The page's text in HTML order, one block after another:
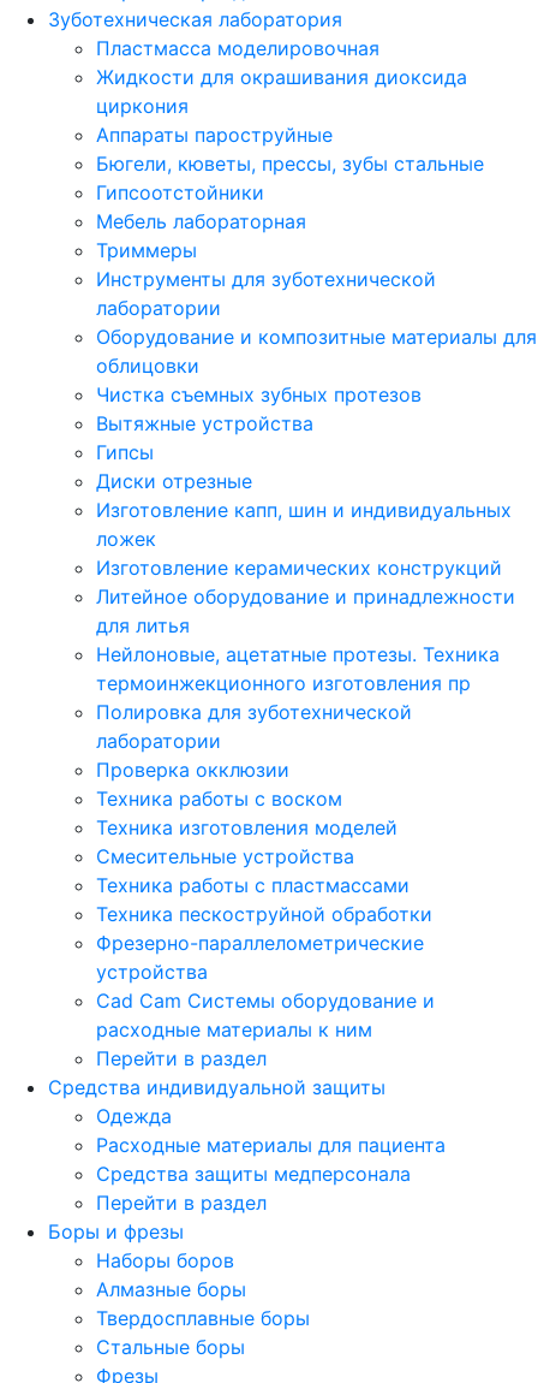
Зуботехническая лаборатория
Пластмасса моделировочная
Жидкости для окрашивания диоксида
циркония
Аппараты пароструйные
Бюгели, кюветы, прессы, зубы стальные
Гипсоотстойники
Мебель лабораторная
Триммеры
Инструменты для зуботехнической
лаборатории
Оборудование и композитные материалы для
облицовки
Чистка съемных зубных протезов
Вытяжные устройства
Гипсы
Диски отрезные
Изготовление капп, шин и индивидуальных
ложек
Изготовление керамических конструкций
Литейное оборудование и принадлежности
для литья
Нейлоновые, ацетатные протезы. Техника
термоинжекционного изготовления пр
Полировка для зуботехнической
лаборатории
Проверка окклюзии
Техника работы с воском
Техника изготовления моделей
Смесительные устройства
Техника работы с пластмассами
Техника пескоструйной обработки
Фрезерно-параллелометрические
устройства
Cad Cam Системы оборудование и
расходные материалы к ним
Перейти в раздел
Средства индивидуальной защиты
Одежда
Расходные материалы для пациента
Средства защиты медперсонала
Перейти в раздел
Боры и фрезы
Наборы боров
Алмазные боры
Твердосплавные боры
Стальные боры
Фрезы